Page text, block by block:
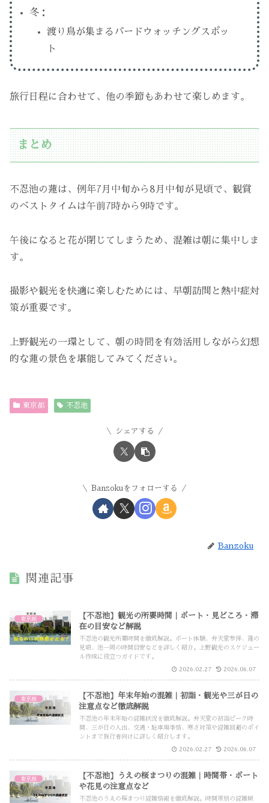
冬：
渡り鳥が集まるバードウォッチングスポッ
ト
旅行日程に合わせて、他の季節もあわせて楽しめます。
まとめ
不忍池の蓮は、例年7月中旬から8月中旬が見頃で、観賞
のベストタイムは午前7時から9時です。
午後になると花が閉じてしまうため、混雑は朝に集中しま
す。
撮影や観光を快適に楽しむためには、早朝訪問と熱中症対
策が重要です。
上野観光の一環として、朝の時間を有効活用しながら幻想
的な蓮の景色を堪能してみてください。
東京都 不忍池
シェアする
Banzokuをフォローする
Banzoku
関連記事
東京都
【不忍池】観光の所要時間｜ボート・見どころ・滞
在の目安など解説
不忍池の観光所要時間を徹底解説。ボート体験、弁天堂参拝、蓮の
見頃、池一周の時間目安などを詳しく紹介。上野観光のスケジュー
ル作成に役立つガイドです。
2026.02.27 2026.06.07
東京都
【不忍池】年末年始の混雑｜初詣・観光や三が日の
注意点など徹底解説
不忍池の年末年始の混雑状況を徹底解説。弁天堂の初詣ピーク時
間、三が日の人出、交通・駐車場事情、寒さ対策や混雑回避のポイ
ントまで旅行者向けに詳しく紹介します。
2026.02.27 2026.06.07
東京都
【不忍池】うえの桜まつりの混雑｜時間帯・ボート
や花見の注意点など
不忍池のうえの桜まつり混雑情報を徹底解説。時間帯別の混雑傾